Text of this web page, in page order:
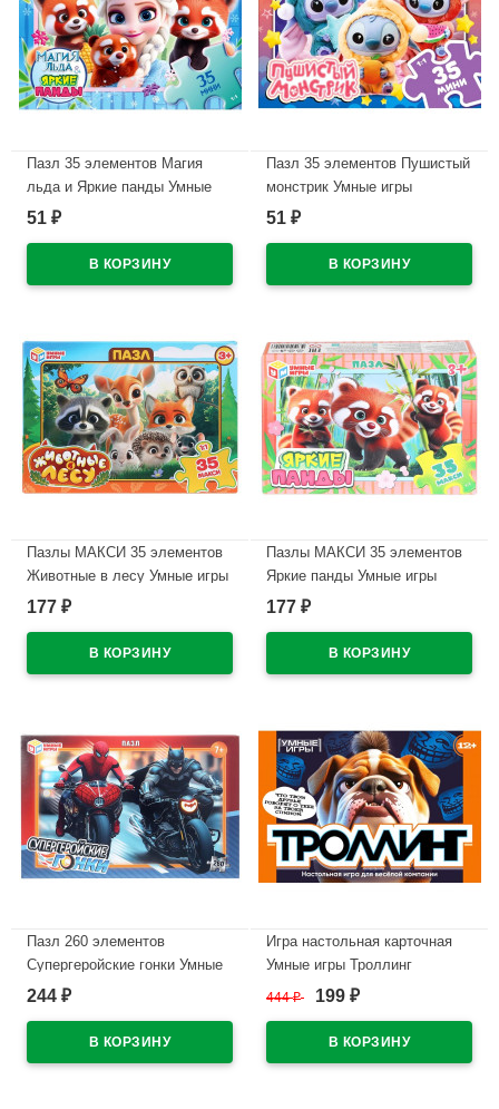
Пазл 35 элементов Магия
льда и Яркие панды Умные
игры 90х65х25 мм
51 ₽
Пазл 35 элементов Пушистый
монстрик Умные игры
90х65х25 мм
51 ₽
Пазлы МАКСИ 35 элементов
Животные в лесу Умные игры
180х127х35 мм
177 ₽
Пазлы МАКСИ 35 элементов
Яркие панды Умные игры
180х127х35 мм
177 ₽
Пазл 260 элементов
Супергеройские гонки Умные
игры арт.4630395044974
244 ₽
Игра настольная карточная
Умные игры Троллинг
арт.4630395044677
444₽ 199 ₽